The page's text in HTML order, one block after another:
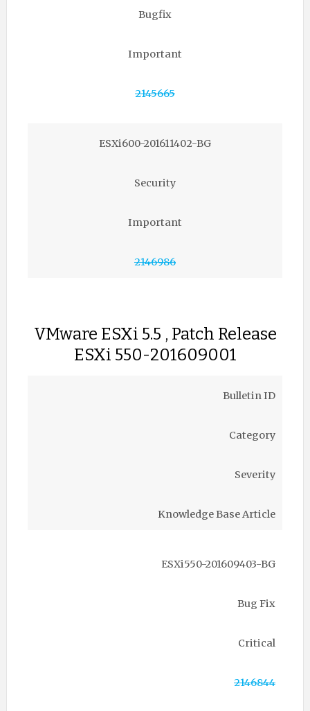
Bugfix
Important
2145665
ESXi600-201611402-BG
Security
Important
2146986
VMware ESXi 5.5 , Patch Release
ESXi 550-201609001
Bulletin ID
Category
Severity
Knowledge Base Article
ESXi550-201609403-BG
Bug Fix
Critical
2146844